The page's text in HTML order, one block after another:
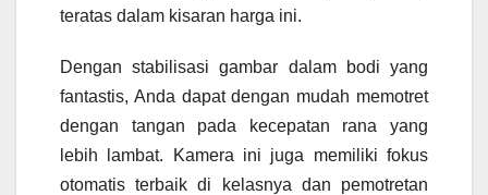
teratas dalam kisaran harga ini.
Dengan stabilisasi gambar dalam bodi yang
fantastis, Anda dapat dengan mudah memotret
dengan tangan pada kecepatan rana yang
lebih lambat. Kamera ini juga memiliki fokus
otomatis terbaik di kelasnya dan pemotretan